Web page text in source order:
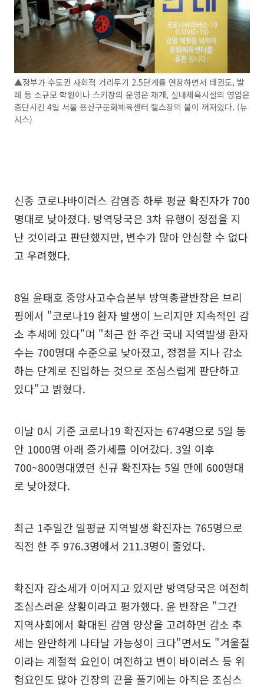
▲정부가 수도권 사회적 거리두기 2.5단계를 연장하면서 태권도, 발
레 등 소규모 학원이나 스키장의 운영은 재개, 실내체육시설의 영업은
중단시킨 4일 서울 용산구문화체육센터 헬스장의 불이 꺼져있다. (뉴
시스)
신종 코로나바이러스 감염증 하루 평균 확진자가 700
명대로 낮아졌다. 방역당국은 3차 유행이 정점을 지
난 것이라고 판단했지만, 변수가 많아 안심할 수 없다
고 우려했다.
8일 윤태호 중앙사고수습본부 방역총괄반장은 브리
핑에서 "코로나19 환자 발생이 느리지만 지속적인 감
소 추세에 있다"며 "최근 한 주간 국내 지역발생 환자
수는 700명대 수준으로 낮아졌고, 정점을 지나 감소
하는 단계로 진입하는 것으로 조심스럽게 판단하고
있다"고 밝혔다.
이날 0시 기준 코로나19 확진자는 674명으로 5일 동
안 1000명 아래 증가세를 이어갔다. 3일 이후
700~800명대였던 신규 확진자는 5일 만에 600명대
로 낮아졌다.
최근 1주일간 일평균 지역발생 확진자는 765명으로
직전 한 주 976.3명에서 211.3명이 줄었다.
확진자 감소세가 이어지고 있지만 방역당국은 여전히
조심스러운 상황이라고 평가했다. 윤 반장은 "그간
지역사회에서 확대된 감염 양상을 고려하면 감소 추
세는 완만하게 나타날 가능성이 크다"면서도 "겨울철
이라는 계절적 요인이 여전하고 변이 바이러스 등 위
험요인도 많아 긴장의 끈을 풀기에는 아직은 조심스